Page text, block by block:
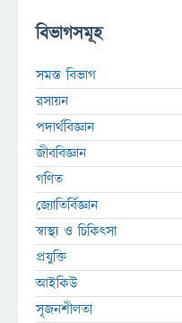
বিভাগসমূহ
সমস্ত বিভাগ
রসায়ন
পদার্থবিজ্ঞান
জীববিজ্ঞান
গণিত
জ্যোতির্বিজ্ঞান
স্বাস্থ্য ও চিকিৎসা
প্রযুক্তি
আইকিউ
সৃজনশীলতা